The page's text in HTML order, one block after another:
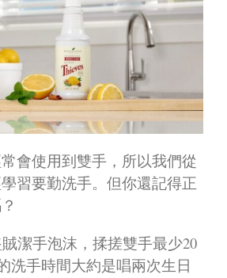
會使用到雙手，所以我們從
習要勤洗手。但你還記得正
賊潔手泡沫，揉搓雙手最少20
洗手時間大約是唱兩次生日